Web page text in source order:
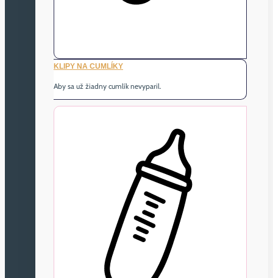
KLIPY NA CUMLÍKY
Aby sa už žiadny cumlík nevyparil.